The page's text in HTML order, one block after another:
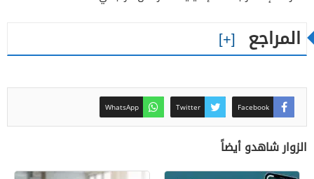
المراجع
Facebook
Twitter
WhatsApp
الزوار شاهدو أيضاً